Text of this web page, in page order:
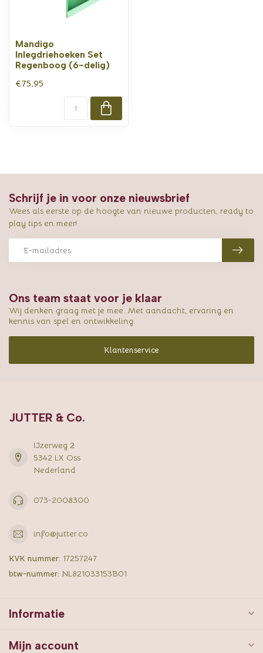
Mandigo
Inlegdriehoeken Set
Regenboog (6-delig)
€75,95
Ons team staat voor je klaar
Wij denken graag met je mee. Met aandacht, ervaring en
kennis van spel en ontwikkeling.
Klantenservice
Schrijf je in voor onze nieuwsbrief
Wees als eerste op de hoogte van nieuwe producten, ready to
play tips en meer!
JUTTER & Co.
IJzerweg 2
5342 LX Oss
Nederland
073-2008300
info@jutter.co
KVK nummer: 17257247
btw-nummer: NL821033153B01
Informatie
Mijn account